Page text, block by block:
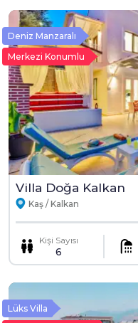
Deniz Manzaralı
Merkezi Konumlu
Villa Doğa Kalkan
Kaş / Kalkan
Kişi Sayısı
6
Lüks Villa